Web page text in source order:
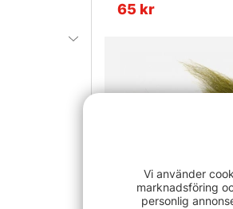
65 kr
Vi använder
marknadsföring
personlig